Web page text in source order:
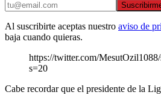
Al suscribirte aceptas nuestro aviso de
baja cuando quieras.
https://twitter.com/
s=20
Cabe recordar que el presidente de la